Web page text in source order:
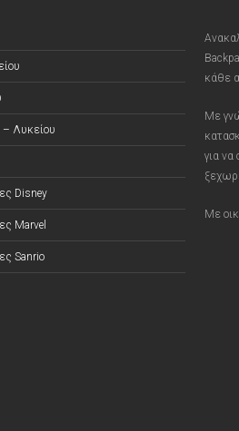
– Λυκείου
Disney
Marvel
Sanrio
κάθε
Με
για να
Με